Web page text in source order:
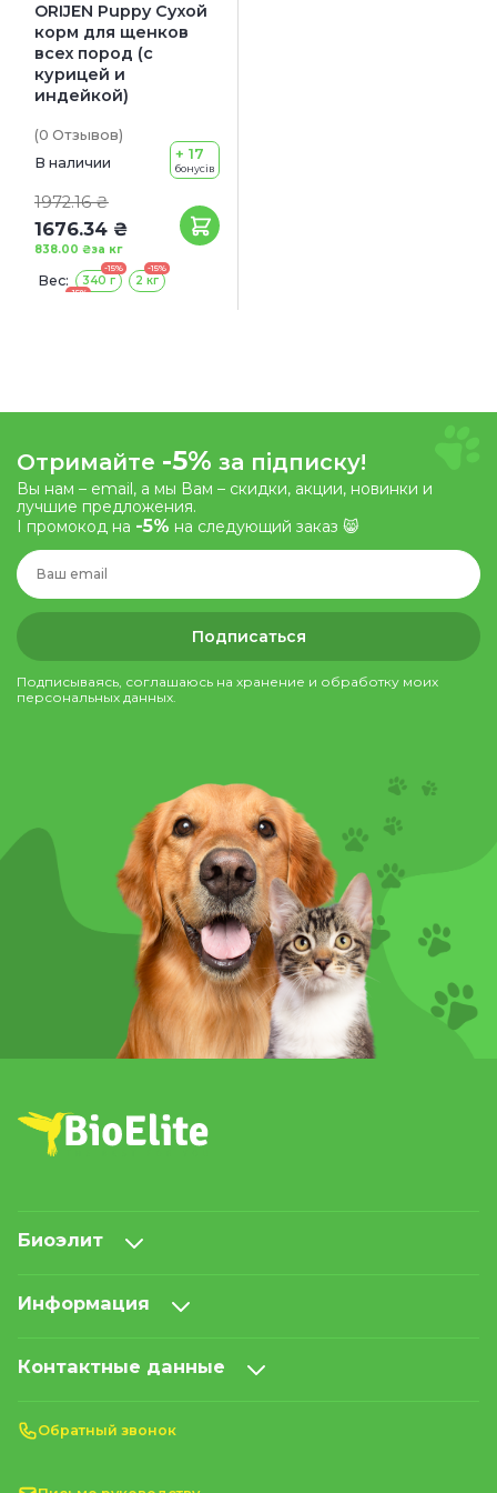
ORIJEN Puppy Сухой
корм для щенков
всех пород (с
курицей и
индейкой)
(0 Отзывов)
В наличии
1972.16 ₴
1676.34 ₴
за кг
838.00 ₴
+ 17
бонусів
Вес:
-15%
340 г
-15%
2 кг
-15%
Отримайте -5% за підписку!
Вы нам – email, а мы Вам – скидки, акции, новинки и
лучшие предложения.
І промокод на -5% на следующий заказ 😸
Подписаться
Подписываясь, соглашаюсь на хранение и обработку моих
персональных данных.
Биоэлит
Информация
Контактные данные
Обратный звонок